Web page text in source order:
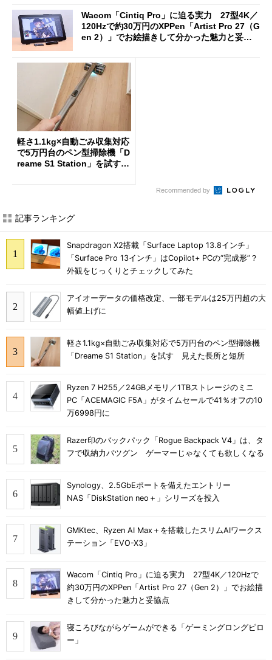
Wacom「Cintiq Pro」に迫る実力 27型4K／
120Hzで約30万円のXPPen「Artist Pro 27（G
en 2）」でお絵描きして分かった魅力と妥協
軽さ1.1kg×自動ごみ収集対応
で5万円台のペン型掃除機「D
reame S1 Station」を試す
Recommended by
記事ランキング
Snapdragon X2搭載「Surface Laptop 13.8インチ」
「Surface Pro 13インチ」はCopilot+ PCの“完成形”？
外観をじっくりとチェックしてみた
アイオーデータの価格改定、一部モデルは25万円超の大
幅値上げに
軽さ1.1kg×自動ごみ収集対応で5万円台のペン型掃除機
「Dreame S1 Station」を試す 見えた長所と短所
Ryzen 7 H255／24GBメモリ／1TBストレージのミニ
PC「ACEMAGIC F5A」がタイムセールで41％オフの10
万6998円に
Razer印のバックパック「Rogue Backpack V4」は、タ
フで収納力バツグン ゲーマーじゃなくても欲しくなる
Synology、2.5GbEポートを備えたエントリー
NAS「DiskStation neo＋」シリーズを投入
GMKtec、Ryzen AI Max＋を搭載したスリムAIワークス
テーション「EVO-X3」
Wacom「Cintiq Pro」に迫る実力 27型4K／120Hzで
約30万円のXPPen「Artist Pro 27（Gen 2）」でお絵描
きして分かった魅力と妥協点
寝ころびながらゲームができる「ゲーミングロングピロ
ー」